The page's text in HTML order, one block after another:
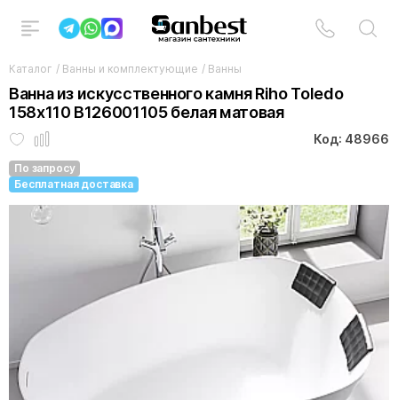
Каталог / Ванны и комплектующие / Ванны
Ванна из искусственного камня Riho Toledo
158x110 B126001105 белая матовая
Код: 48966
По запросу
Бесплатная доставка